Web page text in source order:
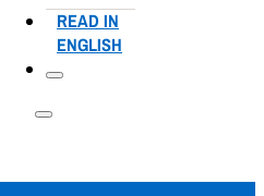
READ IN
ENGLISH